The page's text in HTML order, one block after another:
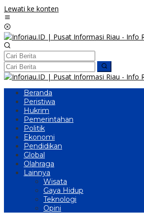
Lewati ke konten
Beranda
Peristiwa
Hukrim
Pemerintahan
Politik
Ekonomi
Pendidikan
Global
Olahraga
Lainnya
Wisata
Gaya Hidup
Teknologi
Opini